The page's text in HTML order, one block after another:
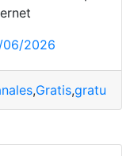
06/2026
,Gratis,gratuitos